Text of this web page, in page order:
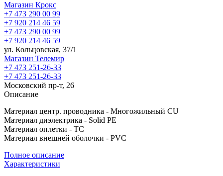
Магазин Крокс
+7 473 290 00 99
+7 920 214 46 59
+7 473 290 00 99
+7 920 214 46 59
ул. Кольцовская, 37/1
Магазин Телемир
+7 473 251-26-33
+7 473 251-26-33
Московский пр-т, 26
Описание
Материал центр. проводника - Многожильный CU
Материал диэлектрика - Solid PE
Материал оплетки - TC
Материал внешней оболочки - PVC
Полное описание
Характеристики